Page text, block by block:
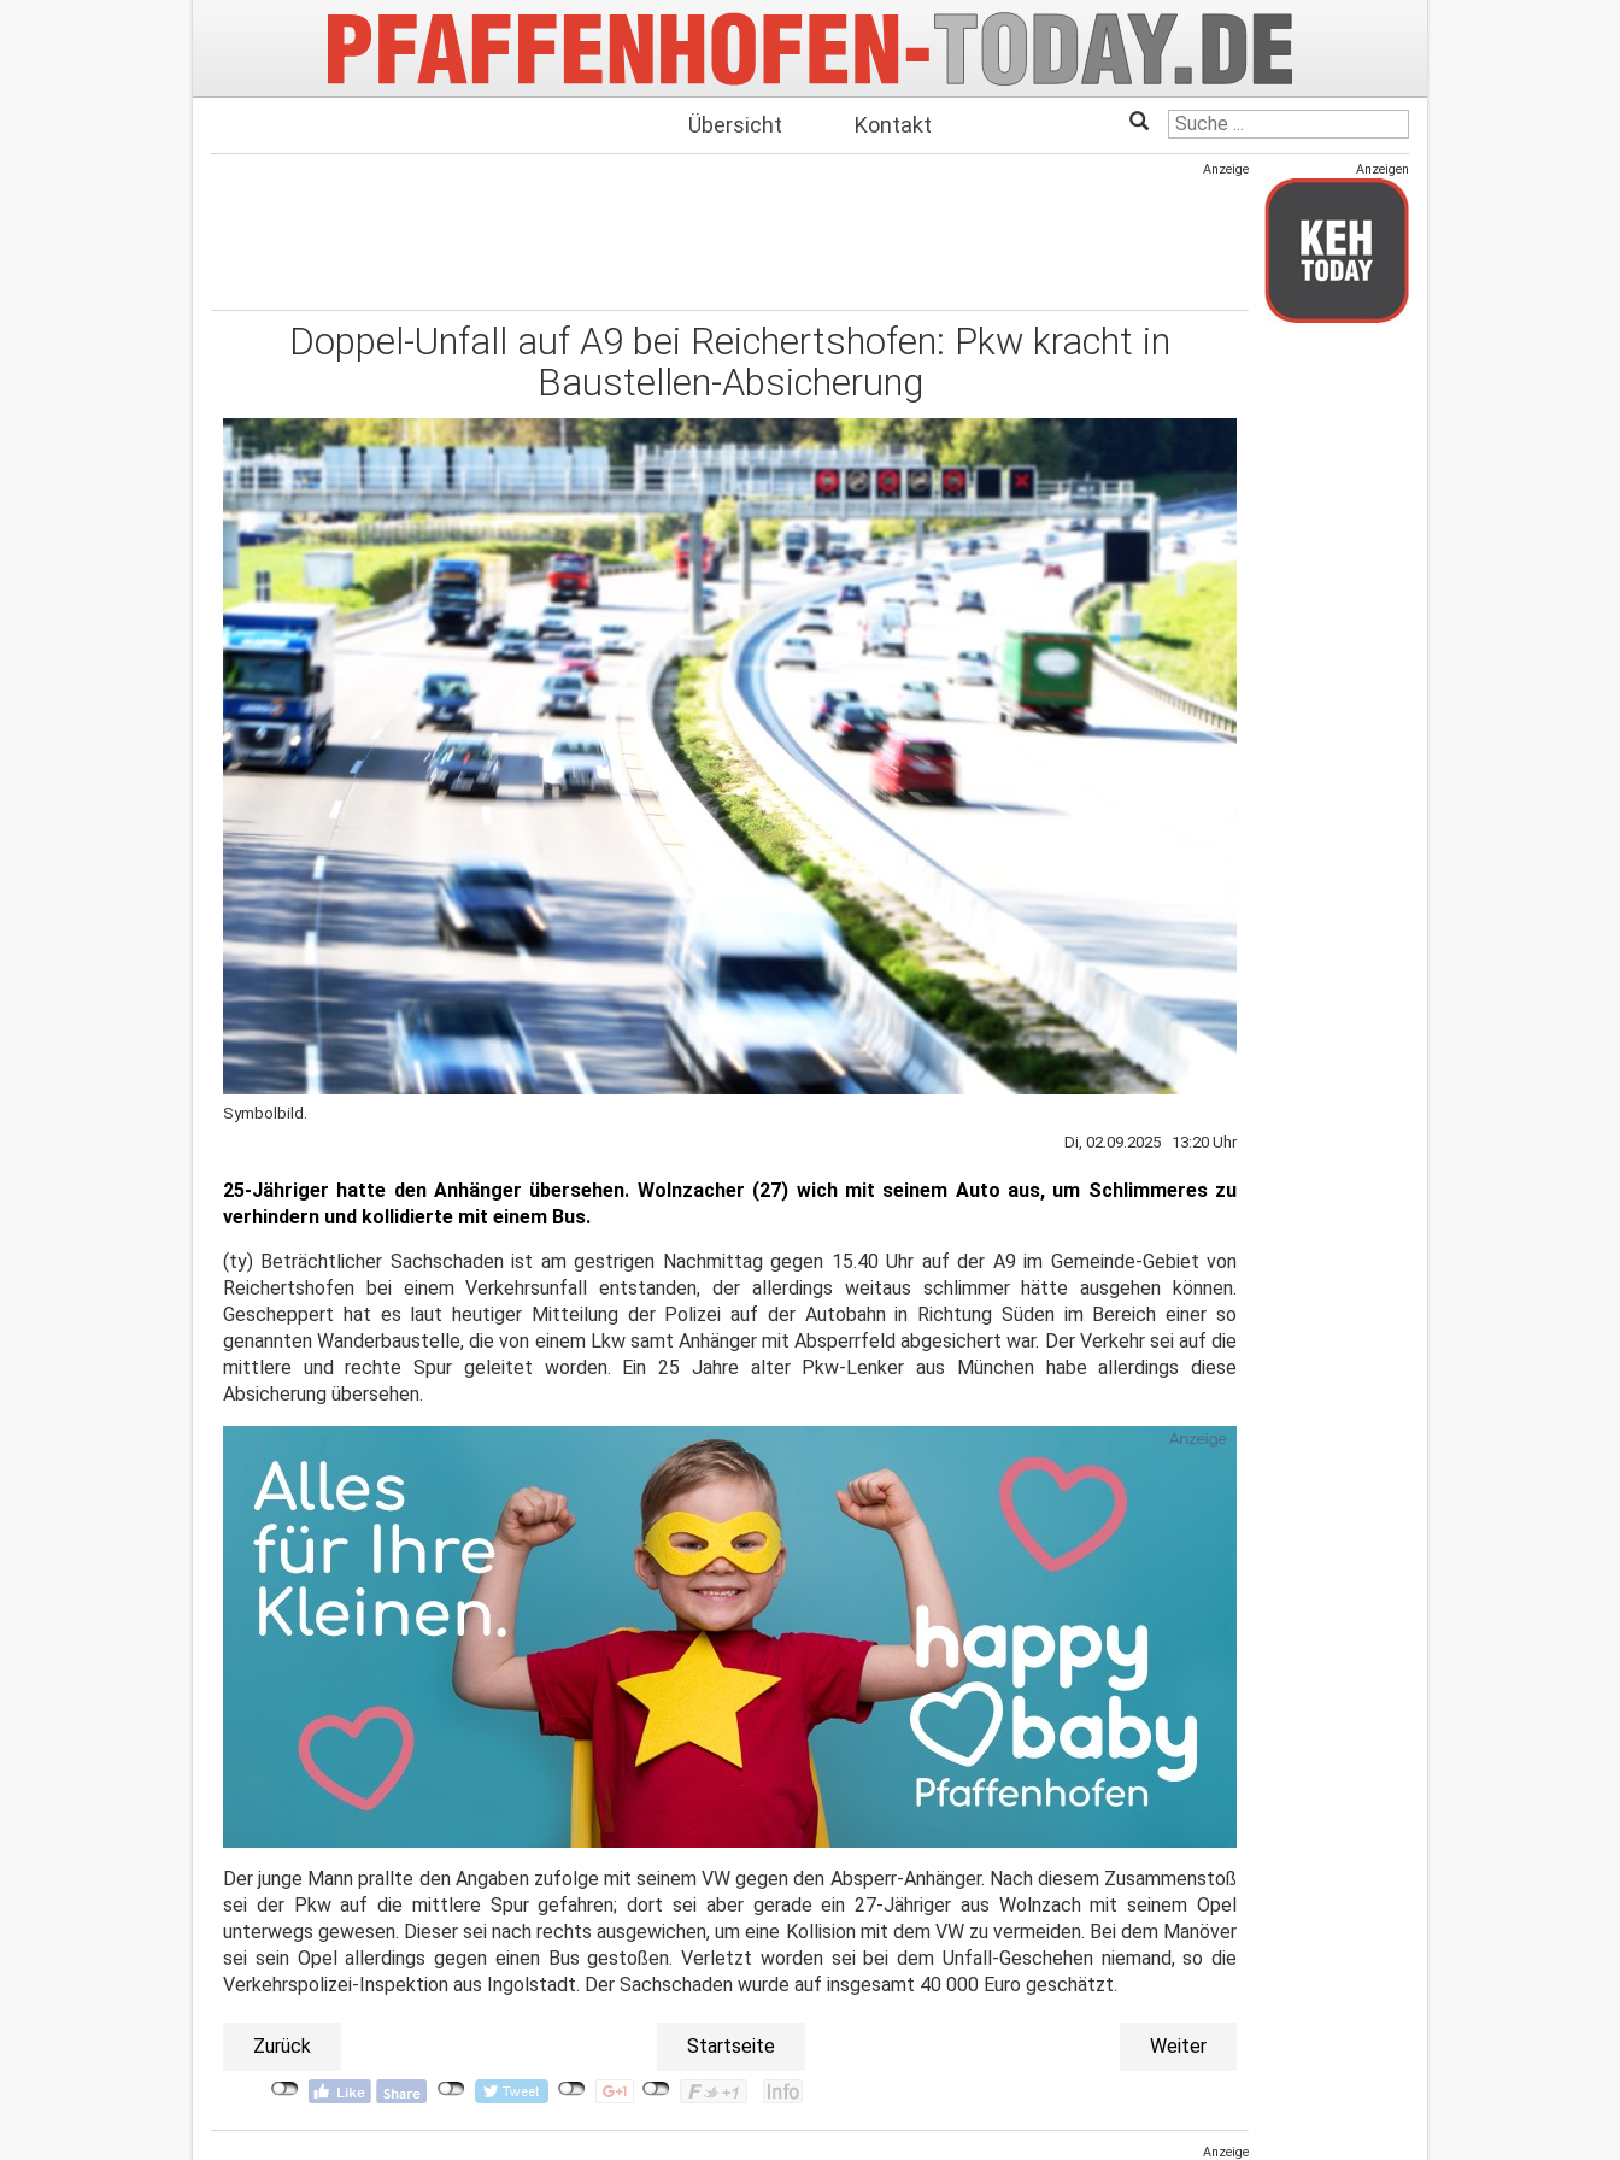
Übersicht Kontakt
Anzeige
Doppel-Unfall auf A9 bei Reichertshofen: Pkw kracht in
Baustellen-Absicherung
Symbolbild.
Di, 02.09.2025 13:20 Uhr
25-Jähriger hatte den Anhänger übersehen. Wolnzacher (27) wich mit seinem Auto aus, um Schlimmeres zu
verhindern und kollidierte mit einem Bus.
(ty) Beträchtlicher Sachschaden ist am gestrigen Nachmittag gegen 15.40 Uhr auf der A9 im Gemeinde-Gebiet von
Reichertshofen bei einem Verkehrsunfall entstanden, der allerdings weitaus schlimmer hätte ausgehen können.
Gescheppert hat es laut heutiger Mitteilung der Polizei auf der Autobahn in Richtung Süden im Bereich einer so
genannten Wanderbaustelle, die von einem Lkw samt Anhänger mit Absperrfeld abgesichert war. Der Verkehr sei auf die
mittlere und rechte Spur geleitet worden. Ein 25 Jahre alter Pkw-Lenker aus München habe allerdings diese
Absicherung übersehen.
Der junge Mann prallte den Angaben zufolge mit seinem VW gegen den Absperr-Anhänger. Nach diesem Zusammenstoß
sei der Pkw auf die mittlere Spur gefahren; dort sei aber gerade ein 27-Jähriger aus Wolnzach mit seinem Opel
unterwegs gewesen. Dieser sei nach rechts ausgewichen, um eine Kollision mit dem VW zu vermeiden. Bei dem Manöver
sei sein Opel allerdings gegen einen Bus gestoßen. Verletzt worden sei bei dem Unfall-Geschehen niemand, so die
Verkehrspolizei-Inspektion aus Ingolstadt. Der Sachschaden wurde auf insgesamt 40 000 Euro geschätzt.
Zurück Startseite Weiter
Anzeige
Anzeigen